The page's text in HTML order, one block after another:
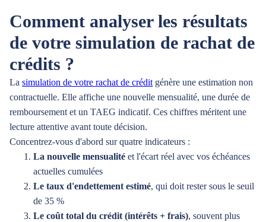
Comment analyser les résultats
de votre simulation de rachat de
crédits ?
La simulation de votre rachat de crédit génère une estimation non
contractuelle. Elle affiche une nouvelle mensualité, une durée de
remboursement et un TAEG indicatif. Ces chiffres méritent une
lecture attentive avant toute décision.
Concentrez-vous d'abord sur quatre indicateurs :
La nouvelle mensualité et l'écart réel avec vos échéances
actuelles cumulées
Le taux d'endettement estimé, qui doit rester sous le seuil
de 35 %
Le coût total du crédit (intérêts + frais), souvent plus